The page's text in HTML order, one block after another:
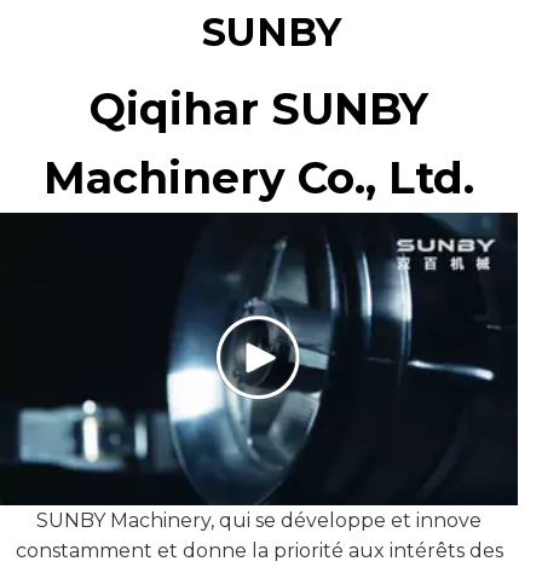
SUNBY
Qiqihar SUNBY
Machinery Co., Ltd.
SUNBY Machinery, qui se développe et innove
constamment et donne la priorité aux intérêts des